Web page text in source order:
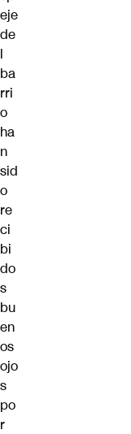
eje
de
l
ba
rri
o
ha
n
sid
o
re
ci
bi
do
s
bu
en
os
ojo
s
po
r